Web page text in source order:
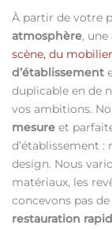
À partir de votre
atmosphère, une
scène, du mobilier
d’établissement
duplicable en de
vos ambitions.
mesure et
d’établissement :
design. Nous
matériaux, les
concevons pas
restauration